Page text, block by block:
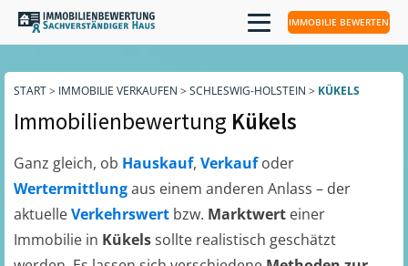
IMMOBILIE BEWERTEN
START> IMMOBILIE VERKAUFEN > SCHLESWIG-HOLSTEIN > KÜKELS
Immobilienbewertung Kükels
Ganz gleich, ob Hauskauf, Verkaufoder
Wertermittlungaus einem anderen Anlass – der
aktuelleVerkehrswert bzw. Marktwert einer
Immobilie in Kükelssollte realistisch geschätzt